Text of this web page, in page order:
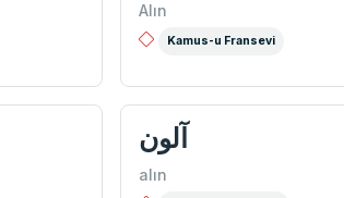
Alın
Kamus-u Fransevi
آلون
alın